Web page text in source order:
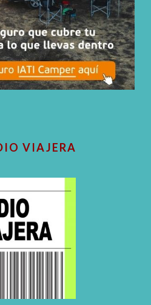
VIAJERA